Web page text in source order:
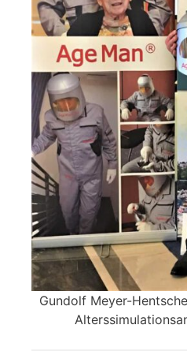
Gundolf Meyer-